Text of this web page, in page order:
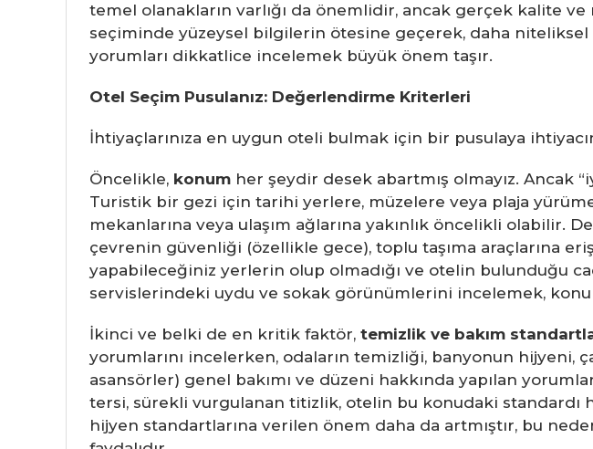
temel olanakların varlığı da önemlidir, ancak gerçek kalite
seçiminde yüzeysel bilgilerin ötesine geçerek, daha
yorumları dikkatlice incelemek büyük önem taşır.
Otel Seçim Pusulanız: Değerlendirme Kriterleri
İhtiyaçlarınıza en uygun oteli bulmak için bir pusulaya
Öncelikle, konum her şeydir desek abartmış olmayız. Ancak
Turistik bir gezi için tarihi yerlere, müzelere veya plaja
mekanlarına veya ulaşım ağlarına yakınlık öncelikli
çevrenin güvenliği (özellikle gece), toplu taşıma araçlarına
yapabileceğiniz yerlerin olup olmadığı ve otelin bulunduğu
servislerindeki uydu ve sokak görünümlerini incelemek,
İkinci ve belki de en kritik faktör, temizlik ve bakım
yorumlarını incelerken, odaların temizliği, banyonun hijyeni,
asansörler) genel bakımı ve düzeni hakkında yapılan
tersi, sürekli vurgulanan titizlik, otelin bu konudaki standardı
hijyen standartlarına verilen önem daha da artmıştır, bu